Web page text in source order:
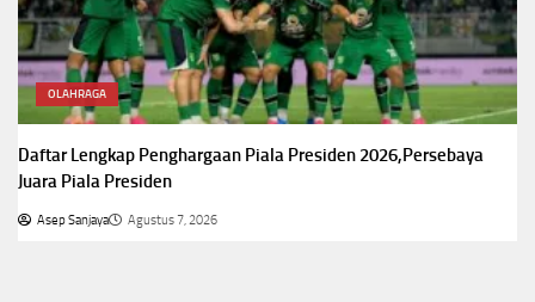
OLAHRAGA
Daftar Lengkap Penghargaan Piala Presiden 2026,Persebaya
Juara Piala Presiden
Asep Sanjaya Agustus 7, 2026